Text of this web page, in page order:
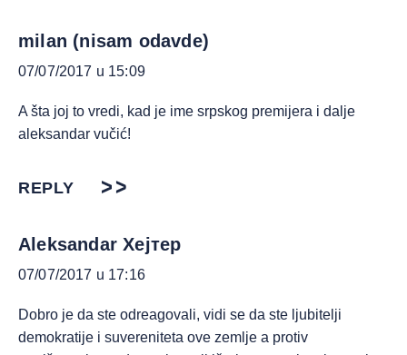
milan (nisam odavde)
07/07/2017 u 15:09
A šta joj to vredi, kad je ime srpskog premijera i dalje
aleksandar vučić!
REPLY
Aleksandar Хејтер
07/07/2017 u 17:16
Dobro je da ste odreagovali, vidi se da ste ljubitelji
demokratije i suvereniteta ove zemlje a protiv